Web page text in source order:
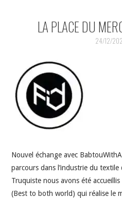
MUSIQUESACTUELLES.NET
GABBA GABBA HEY !
LES LABELS
INDÉPENDANTS
LA PLACE DU
24/12/
Nouvel échange avec
parcours dans l’industrie du textile
Truquiste nous avons été
(Best to both world) qui réalise le